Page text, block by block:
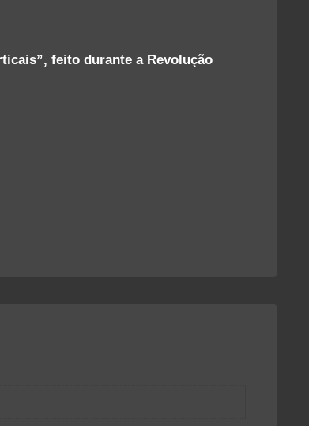
feito durante a Revolução